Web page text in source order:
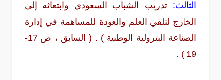
الثالث:تدريب الشباب السعودي وابتعاثه إلى
الخارج لتلقي العلم والعودة للمساهمة في إدارة
الصناعة البترولية الوطنية ) . ( السابق ، ص 17-
19 ) .